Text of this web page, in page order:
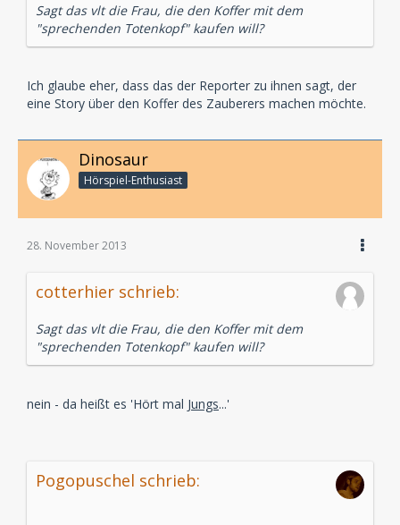
Sagt das vlt die Frau, die den Koffer mit dem
"sprechenden Totenkopf" kaufen will?
Ich glaube eher, dass das der Reporter zu ihnen sagt, der
eine Story über den Koffer des Zauberers machen möchte.
Dinosaur
Hörspiel-En­thu­si­ast
28. November 2013
cotterhier schrieb:
Sagt das vlt die Frau, die den Koffer mit dem
"sprechenden Totenkopf" kaufen will?
nein - da heißt es 'Hört mal Jungs...'
Pogopuschel schrieb: